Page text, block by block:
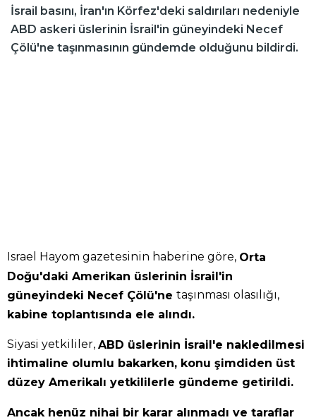
İsrail basını, İran'ın Körfez'deki saldırıları nedeniyle
ABD askeri üslerinin İsrail'in güneyindeki Necef
Çölü'ne taşınmasının gündemde olduğunu bildirdi.
Israel Hayom gazetesinin haberine göre, Orta
Doğu'daki Amerikan üslerinin İsrail'in
güneyindeki Necef Çölü'ne taşınması olasılığı,
kabine toplantısında ele alındı.
Siyasi yetkililer, ABD üslerinin İsrail'e nakledilmesi
ihtimaline olumlu bakarken, konu şimdiden üst
düzey Amerikalı yetkililerle gündeme getirildi.
Ancak henüz nihai bir karar alınmadı ve taraflar